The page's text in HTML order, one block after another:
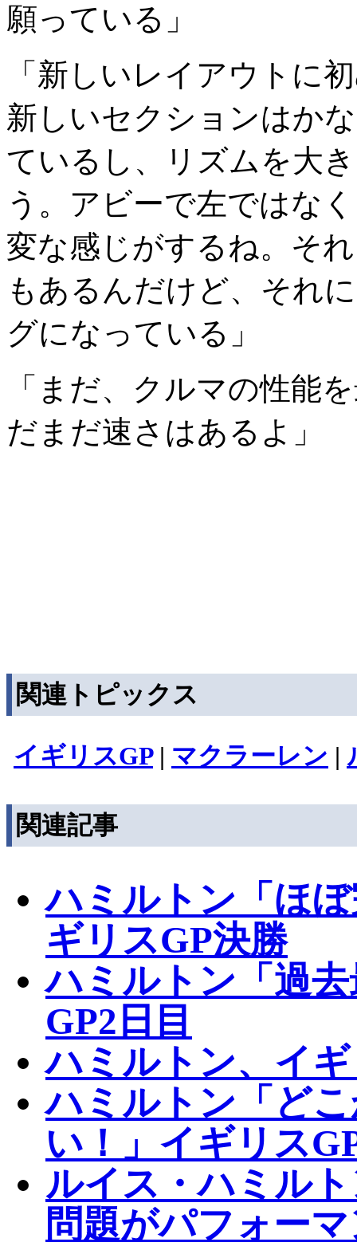
願っている」
「新しいレイアウトに
新しいセクションはか
ているし、リズムを大
う。アビーで左ではな
変な感じがするね。そ
もあるんだけど、それ
グになっている」
「まだ、クルマの性能
だまだ速さはあるよ」
関連トピックス
イギリスGP| マクラーレン |
関連記事
ハミルトン「ほ
ギリスGP決勝
ハミルトン「過
GP2日目
ハミルトン、イ
ハミルトン「ど
い！」イギリス
ルイス・ハミル
問題がパフォー